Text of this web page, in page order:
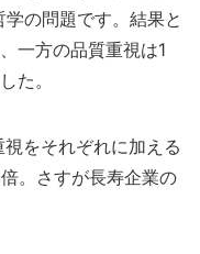
の問題です。結果と
一方の品質重視は1
た。
をそれぞれに加える
。さすが長寿企業の